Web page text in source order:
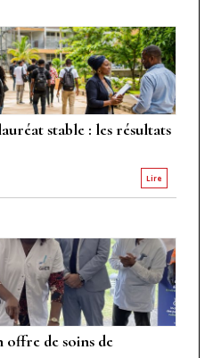
stable : les résultats
Lire
de soins de